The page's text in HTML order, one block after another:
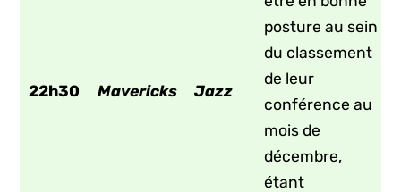
22h30 Mavericks Jazz
posture au sein
du classement
de leur
conférence au
mois de
décembre,
étant